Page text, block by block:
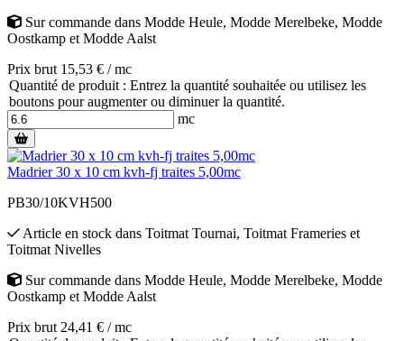
Sur commande dans Modde Heule, Modde Merelbeke, Modde
Oostkamp et Modde Aalst
Prix brut 15,53 € / mc
Quantité de produit : Entrez la quantité souhaitée ou utilisez les
boutons pour augmenter ou diminuer la quantité.
mc
Madrier 30 x 10 cm kvh-fj traites 5,00mc
PB30/10KVH500
Article en stock dans Toitmat Tournai, Toitmat Frameries et
Toitmat Nivelles
Sur commande dans Modde Heule, Modde Merelbeke, Modde
Oostkamp et Modde Aalst
Prix brut 24,41 € / mc